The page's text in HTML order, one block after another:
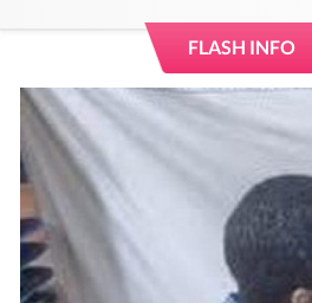
FLASH INFO